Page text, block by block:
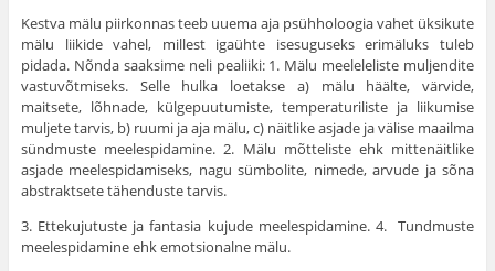
Kestva mälu piirkonnas teeb uuema aja psühholoogia vahet üksikute
mälu liikide vahel, millest igaühte isesuguseks erimäluks tuleb
pidada. Nõnda saaksime neli pealiiki: 1. Mälu meeleleliste muljendite
vastuvõtmiseks. Selle hulka loetakse a) mälu häälte, värvide,
maitsete, lõhnade, külgepuutumiste, temperaturiliste ja liikumise
muljete tarvis, b) ruumi ja aja mälu, c) näitlike asjade ja välise maa­ilma
sündmuste meelespidamine. 2. Mälu mõtteliste ehk mittenäitlike
asjade meelespidamiseks, nagu sümbolite, nimede, arvude ja sõna
abstraktsete tähenduste tarvis.
3. Ettekujutuste ja fantasia kujude meelespidamine. 4. Tundmuste
meelespidamine ehk emotsionalne mälu.